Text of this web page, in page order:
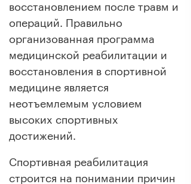
восстановлением после травм и
операций. Правильно
организованная программа
медицинской реабилитации и
восстановления в спортивной
медицине является
неотъемлемым условием
высоких спортивных
достижений.
Спортивная реабилитация
строится на понимании причин